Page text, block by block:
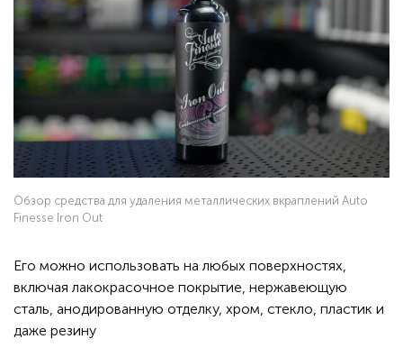
Обзор средства для удаления металлических вкраплений Auto
Finesse Iron Out
Его можно использовать на любых поверхностях,
включая лакокрасочное покрытие, нержавеющую
сталь, анодированную отделку, хром, стекло, пластик и
даже резину